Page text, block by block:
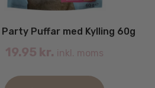
Party Puffar med Kylling 60g
19.95 kr. inkl. moms